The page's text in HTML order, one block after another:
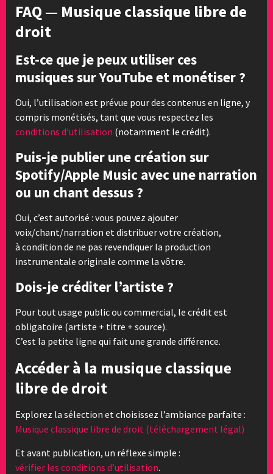
FAQ — Musique classique libre de
droit
Est-ce que je peux utiliser ces
musiques sur YouTube et monétiser ?
Oui, l’utilisation est prévue pour des contenus en ligne, y
compris monétisés, tant que vous respectez les
conditions d’utilisation (notamment le crédit).
Puis-je publier une création sur
Spotify/Apple Music avec une narration
ou un chant dessus ?
Oui, c’est autorisé : vous pouvez ajouter
voix/chant/narration et distribuer votre création,
à condition de ne pas revendiquer la production
instrumentale originale comme la vôtre.
Dois-je créditer l’artiste ?
Pour tout usage public ou commercial, le crédit est
obligatoire (artiste + titre + source).
C’est la petite ligne qui fait une grande différence.
Accéder à la musique classique
libre de droit
Explorez la sélection et choisissez l’ambiance parfaite :
Musique classique libre de droit (téléchargement légal)
Et avant publication, un réflexe simple :
vérifier les conditions d’utilisation.